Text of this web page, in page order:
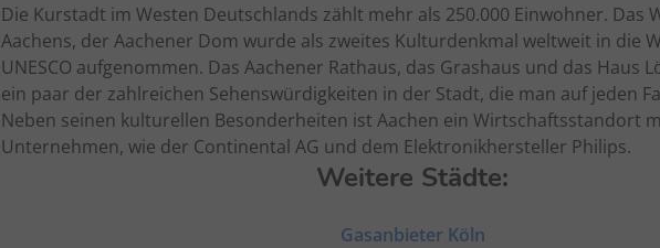
Die Kurstadt im Westen Deutschlands zählt mehr als 250.000 Einwohner. Das
Aachens, der Aachener Dom wurde als zweites Kulturdenkmal weltweit in die
UNESCO aufgenommen. Das Aachener Rathaus, das Grashaus und das Haus
ein paar der zahlreichen Sehenswürdigkeiten in der Stadt, die man auf jeden
Neben seinen kulturellen Besonderheiten ist Aachen ein Wirtschaftsstandort
Unternehmen, wie der Continental AG und dem Elektronikhersteller Philips.
Weitere Städte:
Gasanbieter Köln